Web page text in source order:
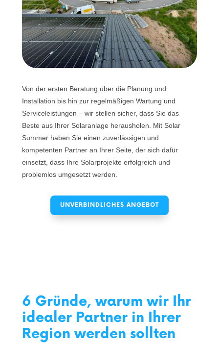
Von der ersten Beratung über die Planung und
Installation bis hin zur regelmäßigen Wartung und
Serviceleistungen – wir stellen sicher, dass Sie das
Beste aus Ihrer Solaranlage herausholen. Mit Solar
Summer haben Sie einen zuverlässigen und
kompetenten Partner an Ihrer Seite, der sich dafür
einsetzt, dass Ihre Solarprojekte erfolgreich und
problemlos umgesetzt werden.
UNVERBINDLICHES ANGEBOT
6 Gründe, warum wir Ihr
idealer Partner in Ihrer
Region werden sollten